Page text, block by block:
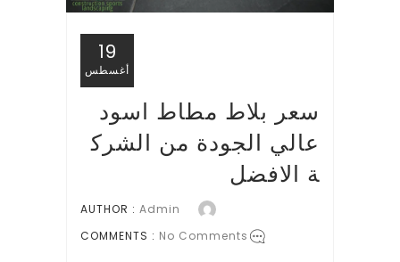
19
أغسطس
سعر بلاط مطاط اسود
عالي الجودة من الشرك
ة الافضل
AUTHOR : Admin
COMMENTS : No Comments